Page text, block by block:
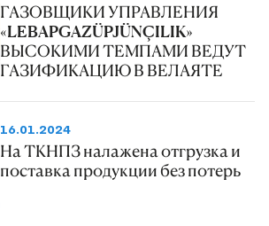
ГАЗОВЩИКИ УПРАВЛЕНИЯ
«LEBAPGAZÜPJÜNÇILIK»
ВЫСОКИМИ ТЕМПАМИ ВЕДУТ
ГАЗИФИКАЦИЮ В ВЕЛАЯТЕ
16.01.2024
На ТКНПЗ налажена отгрузка и
поставка продукции без потерь